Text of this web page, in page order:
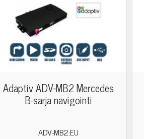
Adaptiv ADV-MB2 Mercedes
B-sarja navigointi
ADV-MB2.EU